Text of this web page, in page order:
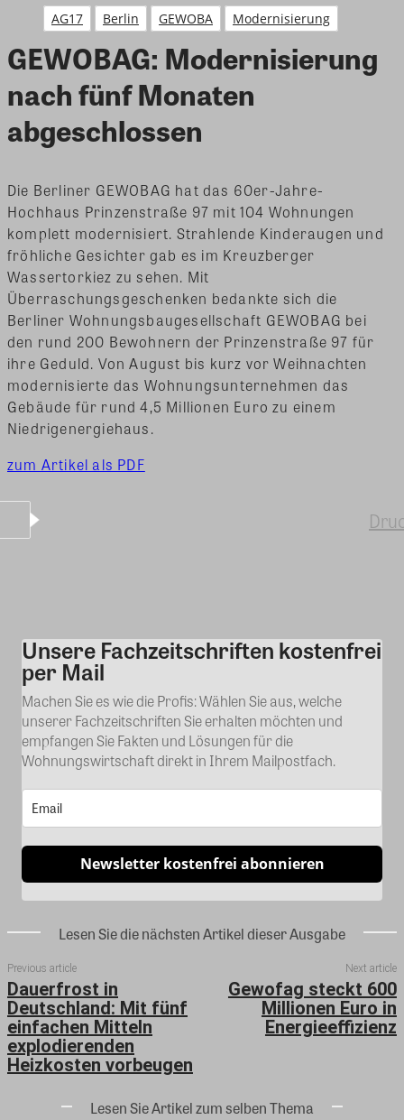
AG17 Berlin GEWOBA Modernisierung
GEWOBAG: Modernisierung
nach fünf Monaten
abgeschlossen
Die Berliner GEWOBAG hat das 60er-Jahre-
Hochhaus Prinzenstraße 97 mit 104 Wohnungen
komplett modernisiert. Strahlende Kinderaugen und
fröhliche Gesichter gab es im Kreuzberger
Wassertorkiez zu sehen. Mit
Überraschungsgeschenken bedankte sich die
Berliner Wohnungsbaugesellschaft GEWOBAG bei
den rund 200 Bewohnern der Prinzenstraße 97 für
ihre Geduld. Von August bis kurz vor Weihnachten
modernisierte das Wohnungsunternehmen das
Gebäude für rund 4,5 Millionen Euro zu einem
Niedrigenergiehaus.
zum Artikel als PDF
Kommentar
Unsere Fachzeitschriften kostenfrei
per Mail
Machen Sie es wie die Profis: Wählen Sie aus, welche
unserer Fachzeitschriften Sie erhalten möchten und
empfangen Sie Fakten und Lösungen für die
Wohnungswirtschaft direkt in Ihrem Mailpostfach.
Newsletter kostenfrei abonnieren
Lesen Sie die nächsten Artikel dieser Ausgabe
Previous article
Dauerfrost in
Deutschland: Mit fünf
einfachen Mitteln
explodierenden
Heizkosten vorbeugen
Next article
Gewofag steckt 600
Millionen Euro in
Energieeffizienz
Lesen Sie Artikel zum selben Thema